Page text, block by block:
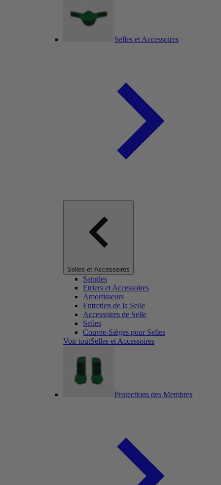
Selles et Accessoires
Selles et Accessoires
Sangles
Etriers et Accessoires
Amortisseurs
Entretien de la Selle
Accessoires de Selle
Selles
Couvre-Sièges pour Selles
Voir toutSelles et Accessoires
Protections des Membres